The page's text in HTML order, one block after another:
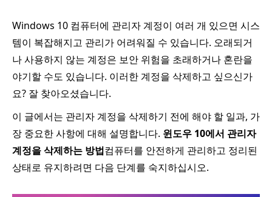
Windows 10 컴퓨터에 관리자 계정이 여러 개 있으면 시스
템이 복잡해지고 관리가 어려워질 수 있습니다. 오래되거
나 사용하지 않는 계정은 보안 위험을 초래하거나 혼란을
야기할 수도 있습니다. 이러한 계정을 삭제하고 싶으신가
요? 잘 찾아오셨습니다.
이 글에서는 관리자 계정을 삭제하기 전에 해야 할 일과, 가
장 중요한 사항에 대해 설명합니다. 윈도우 10에서 관리자
계정을 삭제하는 방법컴퓨터를 안전하게 관리하고 정리된
상태로 유지하려면 다음 단계를 숙지하십시오.